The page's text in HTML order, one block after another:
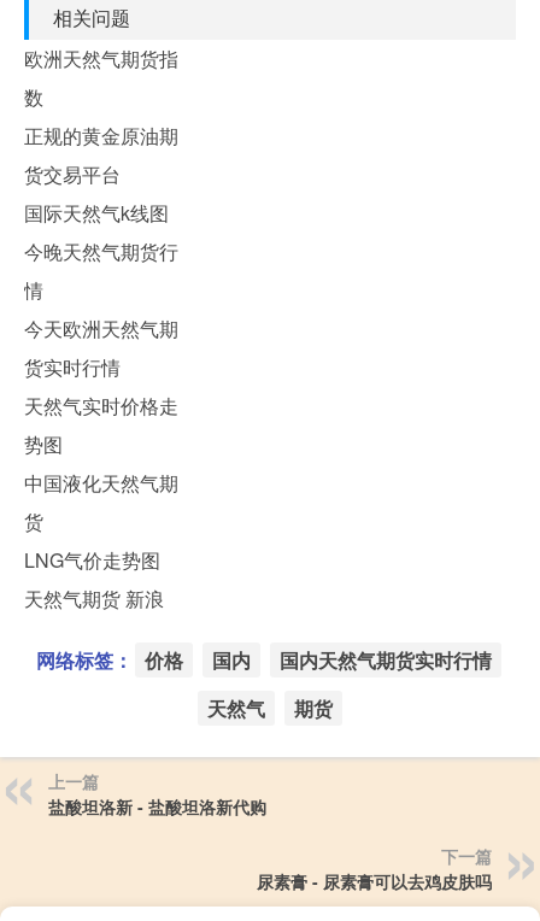
相关问题
欧洲天然气期货指
数
正规的黄金原油期
货交易平台
国际天然气k线图
今晚天然气期货行
情
今天欧洲天然气期
货实时行情
天然气实时价格走
势图
中国液化天然气期
货
LNG气价走势图
天然气期货 新浪
网络标签： 价格 国内
国内天然气期货实时行情
天然气
期货
上一篇
盐酸坦洛新 - 盐酸坦洛新代购
下一篇
尿素膏 - 尿素膏可以去鸡皮肤吗